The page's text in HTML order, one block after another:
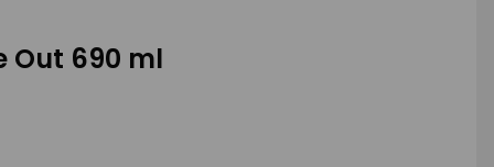
Out 690 ml